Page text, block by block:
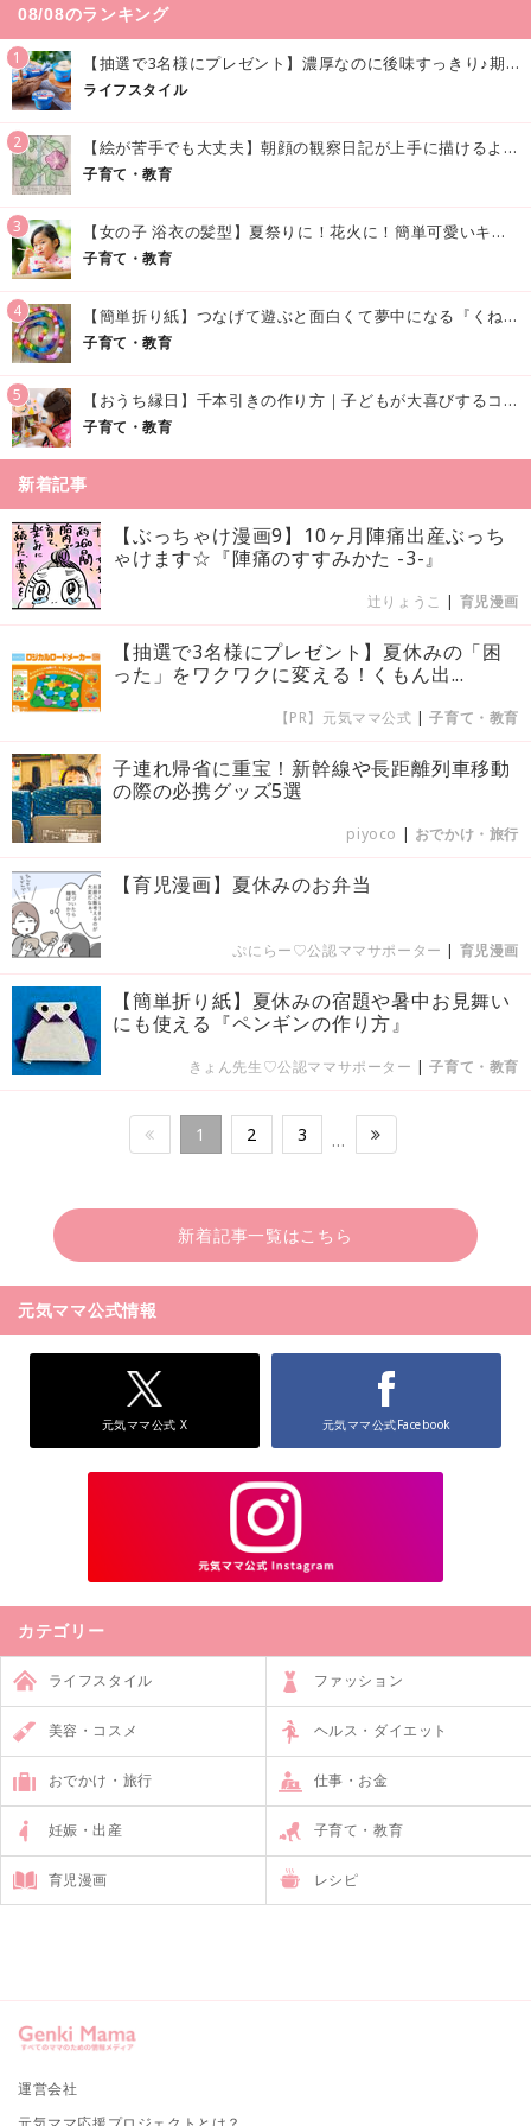
08/08のランキング
1 【抽選で3名様にプレゼント】濃厚なのに後味すっきり♪期間限定の「メイトーのなめらかプリン カルピス®入りソース」で夏を味わおう！
ライフスタイル
2 【絵が苦手でも大丈夫】朝顔の観察日記が上手に描けるようになる方法｜イラスト付き
子育て・教育
3 【女の子 浴衣の髪型】夏祭りに！花火に！簡単可愛いキッズの浴衣ヘアアレンジまとめ
子育て・教育
4 【簡単折り紙】つなげて遊ぶと面白くて夢中になる『くねくねへびさんの作り方』
子育て・教育
5 【おうち縁日】千本引きの作り方｜子どもが大喜びするコツやアイデア♪
子育て・教育
新着記事
【ぶっちゃけ漫画9】10ヶ月陣痛出産ぶっち
ゃけます☆『陣痛のすすみかた -3-』
辻りょうこ | 育児漫画
【抽選で3名様にプレゼント】夏休みの「困
った」をワクワクに変える！くもん出...
【PR】元気ママ公式 |子育て・教育
子連れ帰省に重宝！新幹線や長距離列車移動
の際の必携グッズ5選
piyoco | おでかけ・旅行
【育児漫画】夏休みのお弁当
ぷにらー♡公認ママサポーター | 育児漫画
【簡単折り紙】夏休みの宿題や暑中お見舞い
にも使える『ペンギンの作り方』
きょん先生♡公認ママサポーター |子育て・教育
1 2 3 …
新着記事一覧はこちら
元気ママ公式情報
元気ママ公式 X 元気ママ公式Facebook
カテゴリー
ライフスタイル ファッション
美容・コスメ ヘルス・ダイエット
おでかけ・旅行 仕事・お金
妊娠・出産 子育て・教育
育児漫画 レシピ
運営会社